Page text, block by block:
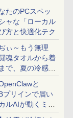
たのPCスペッ
ャな「ローカル
方と快適化テク
ぃ～もう無理
魂タオルから着
で、夏の冷感グ
と
プリインで届い
ルAIが動くミニ
」